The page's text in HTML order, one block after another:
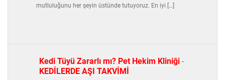
mutluluğunu her şeyin üstünde tutuyoruz. En iyi […]
Kedi Tüyü Zararlı mı? Pet Hekim Kliniği -
KEDİLERDE AŞI TAKVİMİ